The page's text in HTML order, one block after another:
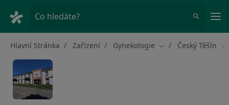
Co hledáte?
Hlavní Stránka Zařízení Gynekologie Změna města
Český Těšín